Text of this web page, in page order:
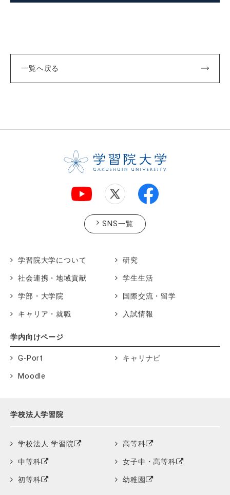
一覧へ戻る
SNS一覧
学習院大学について 研究
社会連携・地域貢献 学生生活
学部・大学院 国際交流・留学
キャリア・就職 入試情報
学内向けページ
G-Port キャリナビ
Moodle
学校法人学習院
学校法人 学習院 高等科
中等科 女子中・高等科
初等科 幼稚園